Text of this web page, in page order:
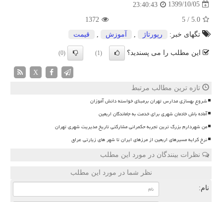
1399/10/05
23:40:43
5.0
/
5
1372
تگهای خبر:
رپورتاژ آموزش قیمت
این مطلب را می پسندید؟ (1)
(0)
X
تازه ترین مطالب مرتبط
شروع بهسازی مدارس تهران برمبنای خواسته دانش آموزان
آماده باش خادمان شهری برای خدمت به جاماندگان اربعین
من شهردارم بزرگ ترین تجربه حکمرانی مشارکتی تاریخ مدیریت شهری تهران
نرخ کرایه مسیرهای اربعین از مرزهای ایران تا شهر های زیارتی عراق
نظرات بینندگان در مورد این مطلب
نظر شما در مورد این مطلب
نام: